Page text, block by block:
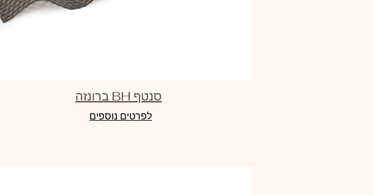
סנטף BH ברונזה
לפרטים נוספים